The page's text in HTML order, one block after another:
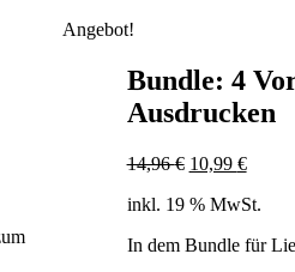
Angebot!
Bundle: 4
Ausdrucken
14,96€ Ursprünglicher
war:
10,99 €
ist:
inkl. 19 % MwSt.
In dem Bundle für